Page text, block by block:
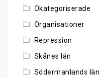
Okategoriserade
Organisationer
Repression
Skånes län
Södermanlands län